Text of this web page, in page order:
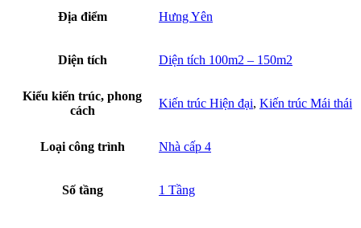
Địa điểm Hưng Yên
Diện tích Diện tích 100m2 – 150m2
Kiểu kiến trúc, phong
cách
Kiến trúc Hiện đại, Kiến trúc Mái thái
Loại công trình Nhà cấp 4
Số tầng 1 Tầng